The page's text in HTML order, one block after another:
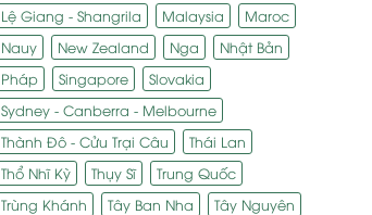
Lệ Giang - Shangrila
Malaysia
Maroc
Nauy
New Zealand Nga
Nhật Bản
Pháp
Singapore
Slovakia
Sydney - Canberra - Melbourne
Thành Đô - Cửu Trại Câu
Thái Lan
Thổ Nhĩ Kỳ
Thụy Sĩ
Trung Quốc
Trùng Khánh
Tây Ban Nha
Tây Nguyên